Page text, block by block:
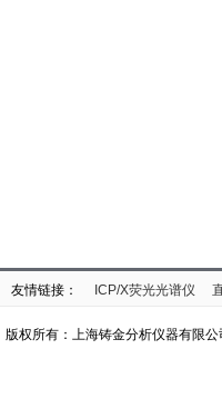
友情链接： ICP/X荧光光谱仪
版权所有：上海铸金分析仪器有限